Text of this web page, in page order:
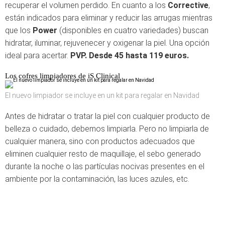
recuperar el volumen perdido. En cuanto a los Corrective,
están indicados para eliminar y reducir las arrugas mientras
que los Power (disponibles en cuatro variedades) buscan
hidratar, iluminar, rejuvenecer y oxigenar la piel. Una opción
ideal para acertar. PVP. Desde 45 hasta 119 euros.
Los cofres limpiadores de iS Clinical
El nuevo limpiador se incluye en un kit para regalar en Navidad
Antes de hidratar o tratar la piel con cualquier producto de
belleza o cuidado, debemos limpiarla. Pero no limpiarla de
cualquier manera, sino con productos adecuados que
eliminen cualquier resto de maquillaje, el sebo generado
durante la noche o las partículas nocivas presentes en el
ambiente por la contaminación, las luces azules, etc.